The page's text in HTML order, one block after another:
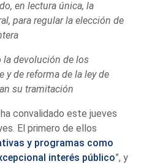
en lectura única, la
para regular la elección de
la devolución de los
y de reforma de la ley de
su tramitación
ha convalidado este jueves
El primero de ellos
y programas como
interés público”, y